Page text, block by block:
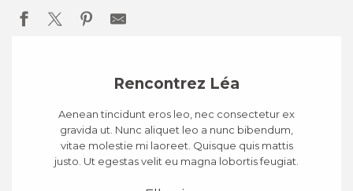
Rencontrez Léa
Aenean tincidunt eros leo, nec consectetur ex
gravida ut. Nunc aliquet leo a nunc bibendum,
vitae molestie mi laoreet. Quisque quis mattis
justo. Ut egestas velit eu magna lobortis feugiat.